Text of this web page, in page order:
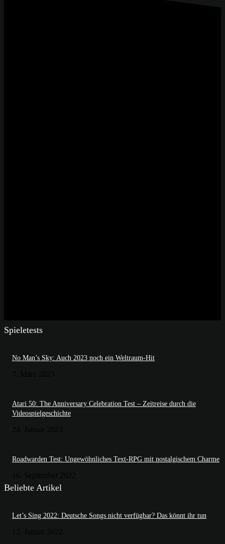
Spieletests
No Man’s Sky: Auch 2023 noch ein Weltraum-Hit
Atari 50: The Anniversary Celebration Test – Zeitreise durch die
Videospielgeschichte
Roadwarden Test: Ungewöhnliches Text-RPG mit nostalgischem Charme
Beliebte Artikel
Let’s Sing 2022: Deutsche Songs nicht verfügbar? Das könnt ihr tun